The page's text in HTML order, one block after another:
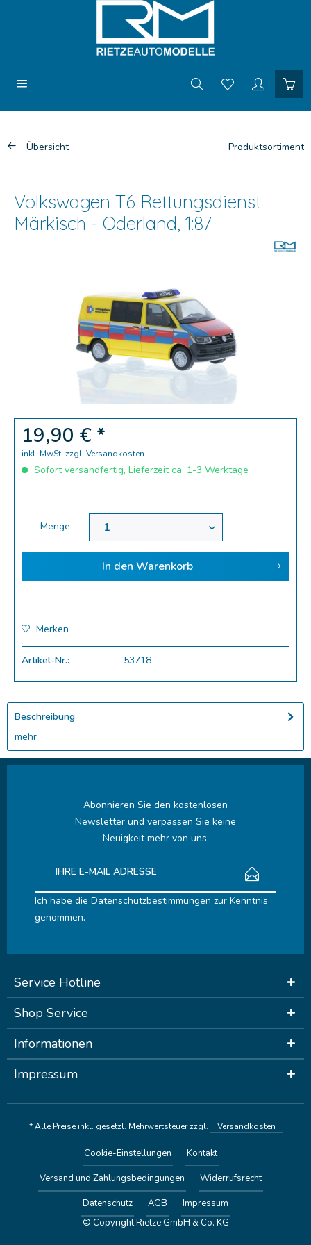
Übersicht Produktsortiment
Volkswagen T6 Rettungsdienst
Märkisch - Oderland, 1:87
19,90 € *
inkl. MwSt. zzgl. Versandkosten
Sofort versandfertig, Lieferzeit ca. 1-3 Werktage
Menge
In den Warenkorb
Merken
Artikel-Nr.: 53718
Beschreibung
mehr
Abonnieren Sie den kostenlosen
Newsletter und verpassen Sie keine
Neuigkeit mehr von uns.
Ich habe die Datenschutzbestimmungen zur Kenntnis
genommen.
Service Hotline
Shop Service
Informationen
Impressum
* Alle Preise inkl. gesetzl. Mehrwertsteuer zzgl. Versandkosten
Cookie-Einstellungen
Kontakt
Versand und Zahlungsbedingungen
Widerrufsrecht
Datenschutz
AGB
Impressum
© Copyright Rietze GmbH & Co. KG